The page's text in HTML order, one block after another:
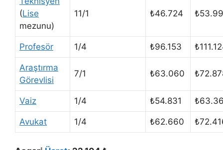
(Lise
mezunu)
11/1 ₺46.724
Profesör 1/4 ₺96.153
Araştırma
Görevlisi
7/1 ₺63.060
Vaiz 1/4 ₺54.831
Avukat 1/4 ₺62.660